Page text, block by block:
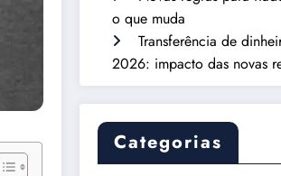
o que muda
Transferência de
2026: impacto das novas
Categorias